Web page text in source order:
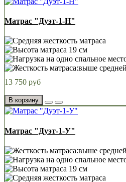
Матрас "Дуэт-1-Н"
13 750 руб
В корзину
Матрас "Дуэт-1-У"